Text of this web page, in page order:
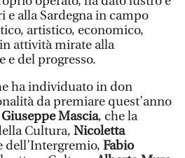
e alla Sardegna in campo
artistico, economico,
attività mirate alla
e del progresso.
ha individuato in don
da premiare quest’anno
Giuseppe Mascia, che la
Cultura, Nicoletta
dell’Intergremio, Fabio